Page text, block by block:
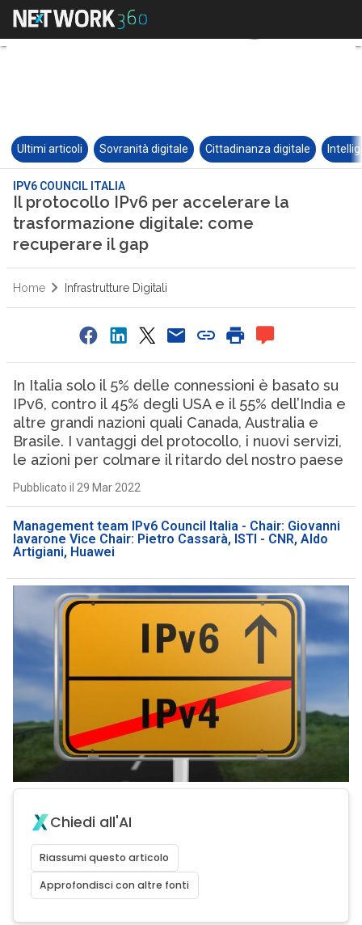
Ultimi articoli Sovranità digitale Cittadinanza digitale
IPV6 COUNCIL ITALIA
Il protocollo IPv6 per accelerare la
trasformazione digitale: come
recuperare il gap
Home Infrastrutture Digitali
In Italia solo il 5% delle connessioni è basato su
IPv6, contro il 45% degli USA e il 55% dell’India e
altre grandi nazioni quali Canada, Australia e
Brasile. I vantaggi del protocollo, i nuovi servizi,
le azioni per colmare il ritardo del nostro paese
Pubblicato il 29 Mar 2022
Management team IPv6 Council Italia - Chair: Giovanni
Iavarone Vice Chair: Pietro Cassarà, ISTI - CNR, Aldo
Artigiani, Huawei
Chiedi all'AI
Riassumi questo articolo
Approfondisci con altre fonti